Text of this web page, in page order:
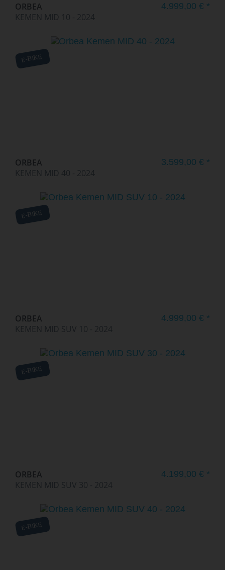
ORBEA
KEMEN MID 10 - 2024
4.999,00 € *
E-BIKE
ORBEA
KEMEN MID 40 - 2024
3.599,00 € *
E-BIKE
ORBEA
KEMEN MID SUV 10 - 2024
4.999,00 € *
E-BIKE
ORBEA
KEMEN MID SUV 30 - 2024
4.199,00 € *
E-BIKE